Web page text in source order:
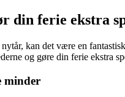
din ferie ekstra
kan det være en
og gøre din ferie ekstra
minder